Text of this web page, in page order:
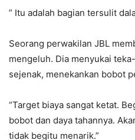
” Itu adalah bagian tersulit
Seorang perwakilan JBL
mengeluh. Dia menyukai
sejenak, menekankan bobot
“Target biaya sangat ketat.
bobot dan daya tahannya.
tidak begitu menarik.”